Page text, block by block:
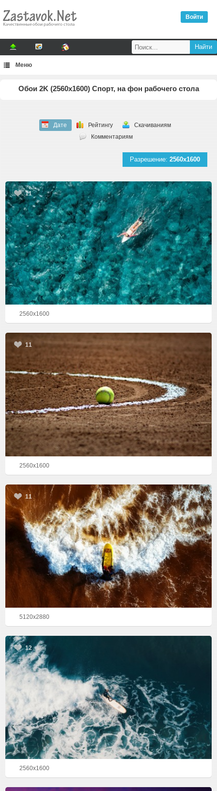
Войти
Меню
Обои 2K (2560x1600) Спорт, на фон рабочего стола
Дате Рейтингу
Скачиваниям
Комментариям
Разрешение: 2560x1600
11
2560x1600
11
2560x1600
11
5120x2880
12
2560x1600